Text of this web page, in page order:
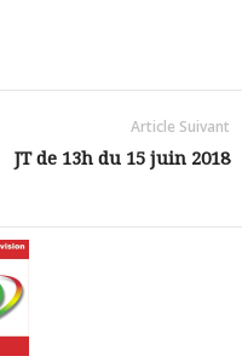
Article Suivant
JT de 13h du 15 juin 2018